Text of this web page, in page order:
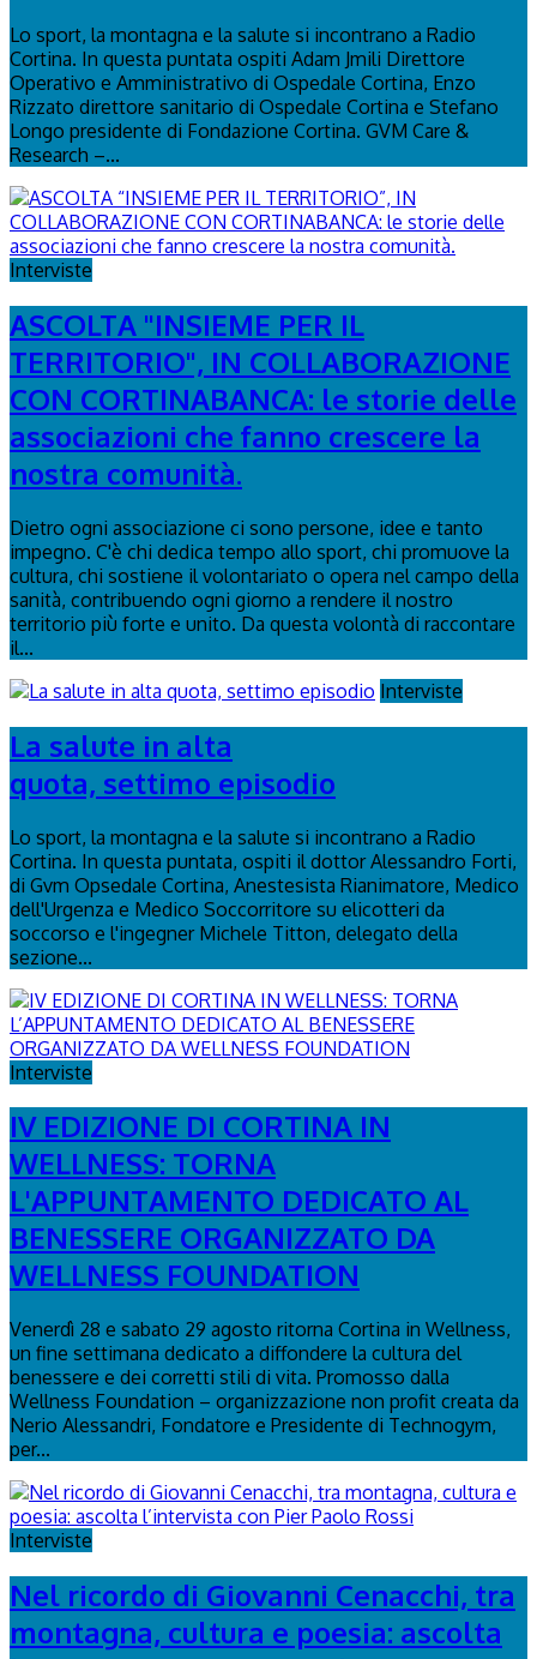
Lo sport, la montagna e la salute si incontrano a Radio
Cortina. In questa puntata ospiti Adam Jmili Direttore
Operativo e Amministrativo di Ospedale Cortina, Enzo
Rizzato direttore sanitario di Ospedale Cortina e Stefano
Longo presidente di Fondazione Cortina. GVM Care &
Research –...
Interviste
ASCOLTA "INSIEME PER IL
TERRITORIO", IN COLLABORAZIONE
CON CORTINABANCA: le storie delle
associazioni che fanno crescere la
nostra comunità.
Dietro ogni associazione ci sono persone, idee e tanto
impegno. C'è chi dedica tempo allo sport, chi promuove la
cultura, chi sostiene il volontariato o opera nel campo della
sanità, contribuendo ogni giorno a rendere il nostro
territorio più forte e unito. Da questa volontà di raccontare
il...
Interviste
La salute in alta
quota, settimo episodio
Lo sport, la montagna e la salute si incontrano a Radio
Cortina. In questa puntata, ospiti il dottor Alessandro Forti,
di Gvm Opsedale Cortina, Anestesista Rianimatore, Medico
dell'Urgenza e Medico Soccorritore su elicotteri da
soccorso e l'ingegner Michele Titton, delegato della
sezione...
Interviste
IV EDIZIONE DI CORTINA IN
WELLNESS: TORNA
L'APPUNTAMENTO DEDICATO AL
BENESSERE ORGANIZZATO DA
WELLNESS FOUNDATION
Venerdì 28 e sabato 29 agosto ritorna Cortina in Wellness,
un fine settimana dedicato a diffondere la cultura del
benessere e dei corretti stili di vita. Promosso dalla
Wellness Foundation – organizzazione non profit creata da
Nerio Alessandri, Fondatore e Presidente di Technogym,
per...
Interviste
Nel ricordo di Giovanni Cenacchi, tra
montagna, cultura e poesia: ascolta